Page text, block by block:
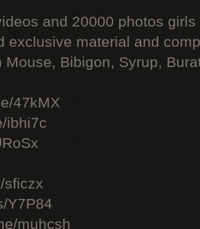
and 20000 photos
exclusive material and
Mouse, Bibigon, Syrup,
47kMX
ibhi7c
sficzx
Y7P84
muhcsh